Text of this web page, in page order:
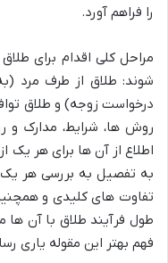
را فراهم آورد.
مراحل کلی اقدام برای
شوند: طلاق از طرف مرد
درخواست زوجه) و طلاق
روش ها، شرایط، مدارک و
اطلاع از آن ها برای هر یک
به تفصیل به بررسی هر یک
تفاوت های کلیدی و
طول فرآیند طلاق با آن ها
فهم بهتر این مقوله یاری